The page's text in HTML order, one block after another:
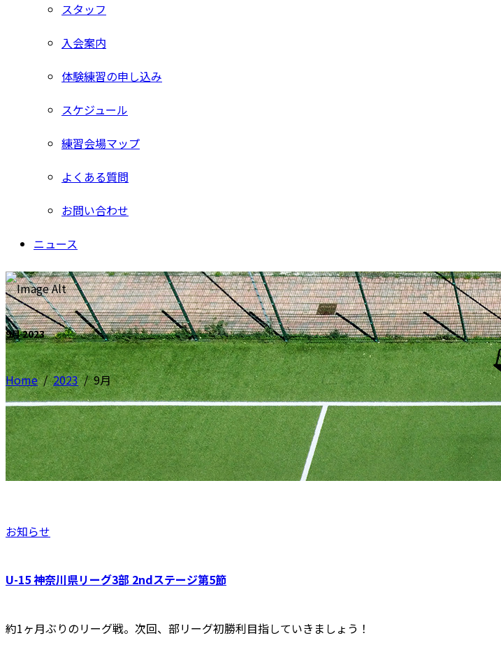
スタッフ
入会案内
体験練習の申し込み
スケジュール
練習会場マップ
よくある質問
お問い合わせ
ニュース
9月 2023
Home/2023/9月
お知らせ
U-15 神奈川県リーグ3部 2ndステージ第5節
約1ヶ月ぶりのリーグ戦。次回、部リーグ初勝利目指していきましょう！